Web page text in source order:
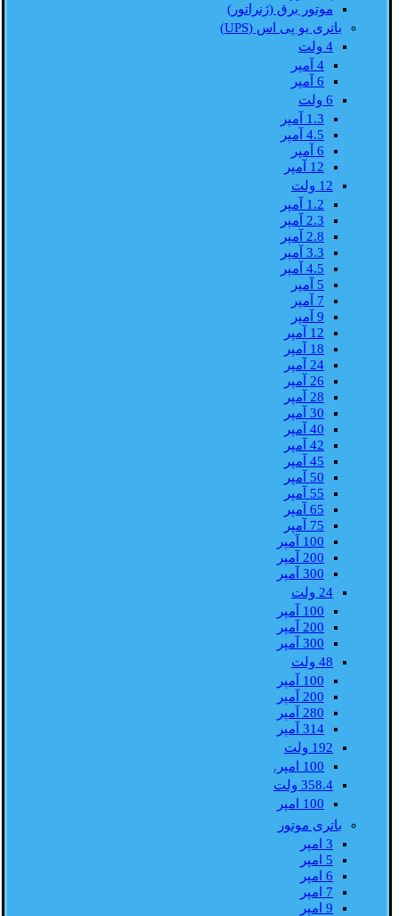
موتور برق (ژنراتور)
باتری یو پی اس (UPS)
4 ولت
4 آمپر
6 آمپر
6 ولت
1.3 آمپر
4.5 آمپر
6 آمپر
12 آمپر
12 ولت
1.2 آمپر
2.3 آمپر
2.8 آمپر
3.3 آمپر
4.5 آمپر
5 آمپر
7 آمپر
9 آمپر
12 آمپر
18 آمپر
24 آمپر
26 آمپر
28 آمپر
30 آمپر
40 آمپر
42 آمپر
45 آمپر
50 آمپر
55 آمپر
65 آمپر
75 آمپر
100 آمپر
200 آمپر
300 آمپر
24 ولت
100 آمپر
200 آمپر
300 آمپر
48 ولت
100 آمپر
200 آمپر
280 آمپر
314 آمپر
192 ولت
100 امپر.
358.4 ولت
100 امپر
باتری موتور
3 امپر
5 امپر
6 امپر
7 امپر
9 امپر